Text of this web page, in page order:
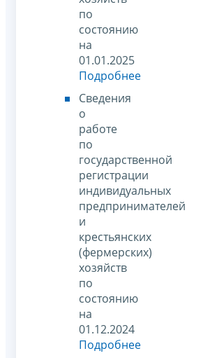
по
состоянию
на
01.01.2025
Подробнее
Сведения
о
работе
по
государственной
регистрации
индивидуальных
предпринимателей
и
крестьянских
(фермерских)
хозяйств
по
состоянию
на
01.12.2024
Подробнее